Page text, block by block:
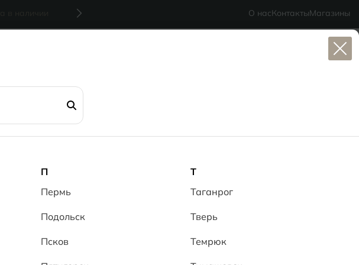
- делаем красиво надолго
О насКонтактыМагазины
П
Пермь
Подольск
Псков
Т
Таганрог
Тверь
Темрюк